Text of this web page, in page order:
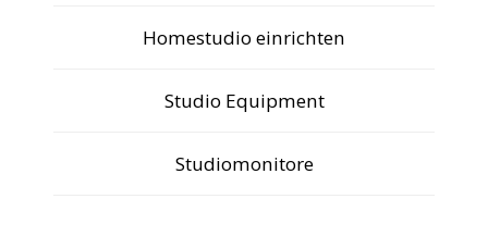
Homestudio einrichten
Studio Equipment
Studiomonitore